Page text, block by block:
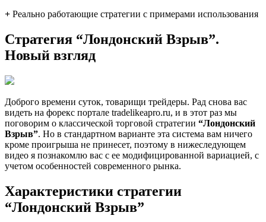
+ Реально работающие стратегии с примерами использования
Стратегия “Лондонский Взрыв”.
Новый взгляд
Доброго времени суток, товарищи трейдеры. Рад снова вас
видеть на форекс портале tradelikeapro.ru, и в этот раз мы
поговорим о классической торговой стратегии “Лондонский
Взрыв”. Но в стандартном варианте эта система вам ничего
кроме проигрыша не принесет, поэтому в нижеследующем
видео я познакомлю вас с ее модифицированной вариацией, с
учетом особенностей современного рынка.
Характеристики стратегии
“Лондонский Взрыв”